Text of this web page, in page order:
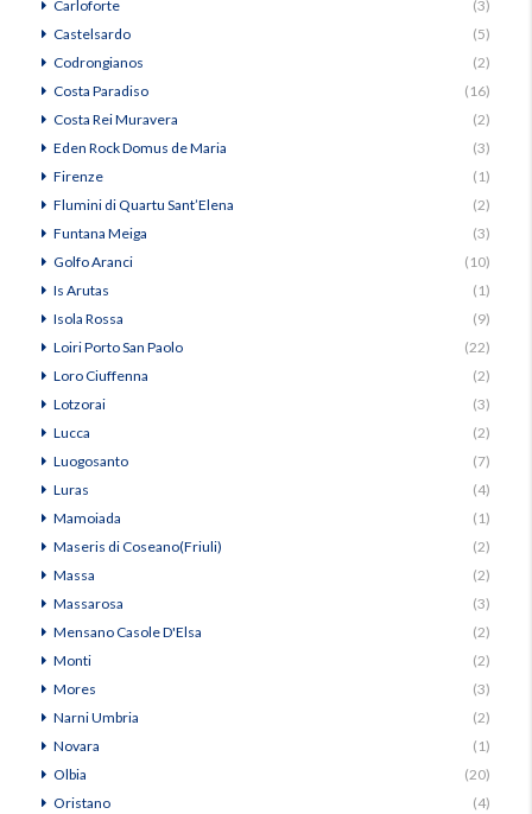
Carloforte
(3)
Castelsardo
(5)
Codrongianos
(2)
Costa Paradiso
(16)
Costa Rei Muravera
(2)
Eden Rock Domus de Maria
(3)
Firenze
(1)
Flumini di Quartu Sant’Elena
(2)
Funtana Meiga
(3)
Golfo Aranci
(10)
Is Arutas
(1)
Isola Rossa
(9)
Loiri Porto San Paolo
(22)
Loro Ciuffenna
(2)
Lotzorai
(3)
Lucca
(2)
Luogosanto
(7)
Luras
(4)
Mamoiada
(1)
Maseris di Coseano(Friuli)
(2)
Massa
(2)
Massarosa
(3)
Mensano Casole D'Elsa
(2)
Monti
(2)
Mores
(3)
Narni Umbria
(2)
Novara
(1)
Olbia
(20)
Oristano
(4)